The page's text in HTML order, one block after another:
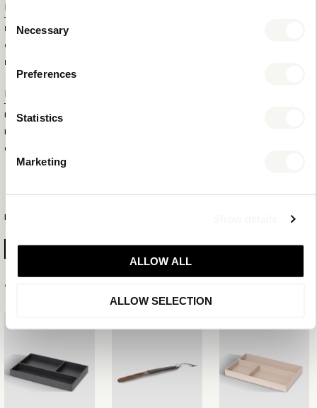
Consent
Selection
Necessary
Preferences
Statistics
Marketing
ALLOW ALL
ALLOW SELECTION
Informations supplémentaires
MARQUE
COULEUR
MATÉRIAU
Numéros de produit
ID DU PRODUIT
EAN
COLLECTION
PLUS D'INFORMATION
Articles associés